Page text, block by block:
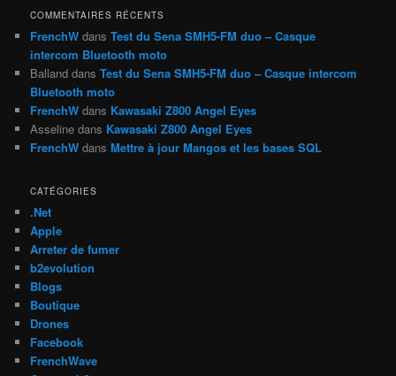
h
e
COMMENTAIRES RÉCENTS
FrenchW dansTest du Sena SMH5-FM duo – Casque
intercom Bluetooth moto
Balland dansTest du Sena SMH5-FM duo – Casque intercom
Bluetooth moto
FrenchW dans Kawasaki Z800 Angel Eyes
Asseline dans Kawasaki Z800 Angel Eyes
FrenchW dansMettre à jour Mangos et les bases SQL
CATÉGORIES
.Net
Apple
Arreter de fumer
b2evolution
Blogs
Boutique
Drones
Facebook
FrenchWave